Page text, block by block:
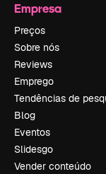
Empresa
Preços
Sobre nós
Reviews
Emprego
Tendências de
Blog
Eventos
Slidesgo
Vender conteúdo